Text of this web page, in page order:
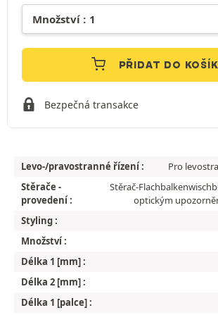
PŘIDAT DO
Bezpečná transakce
Levo-/pravostranné řízení :
Pro
Stěrače -
provedení :
Stěrač-
optickým
Styling :
Množství :
Délka 1 [mm] :
Délka 2 [mm] :
Délka 1 [palce] :